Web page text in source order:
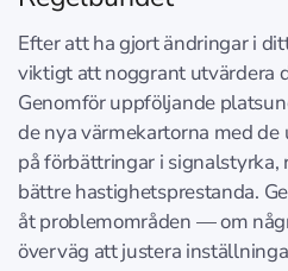
Efter att ha gjort ändringar i
viktigt att noggrant utvärdera
Genomför uppföljande
de nya värmekartorna med
på förbättringar i signalstyrka,
bättre hastighetsprestanda.
åt problemområden — om
överväg att justera